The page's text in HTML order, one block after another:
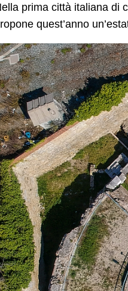
prima città italiana di
quest’anno